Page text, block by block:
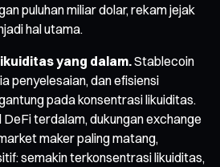
puluhan miliar dolar, rekam jejak
hal utama.
yang dalam.Stablecoin
penyelesaian, dan efisiensi
pada konsentrasi likuiditas.
terdalam, dukungan exchange
maker paling matang,
semakin terkonsentrasi likuiditas,